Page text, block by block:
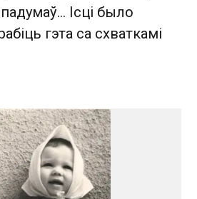
падумаў… Ісці было
гэта са схваткамі